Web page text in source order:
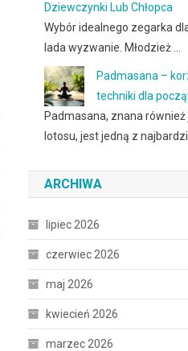
Dziewczynki Lub Chłopca
Wybór idealnego zegarka
lada wyzwanie. Młodzież …
Padmasana –
techniki dla
Padmasana, znana
lotosu, jest jedną z
ARCHIWA
lipiec 2026
czerwiec 2026
maj 2026
kwiecień 2026
marzec 2026